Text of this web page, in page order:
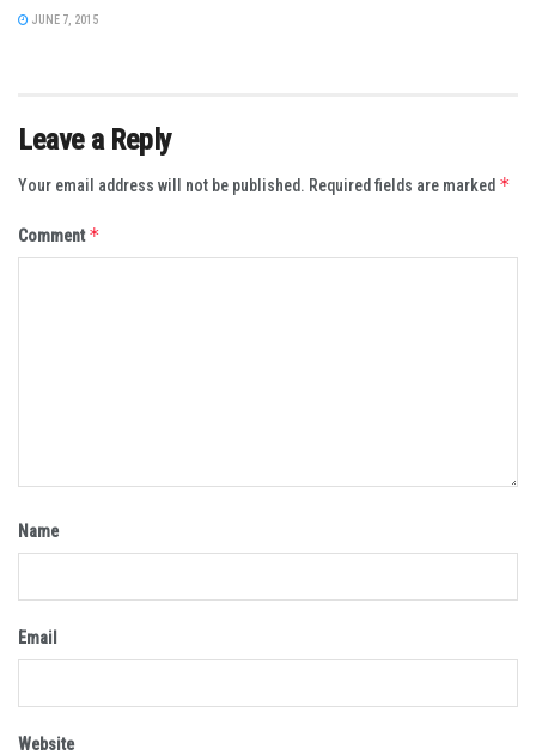
JUNE 7, 2015
Leave a Reply
Your email address will not be published. Required fields are marked *
Comment*
Name
Email
Website